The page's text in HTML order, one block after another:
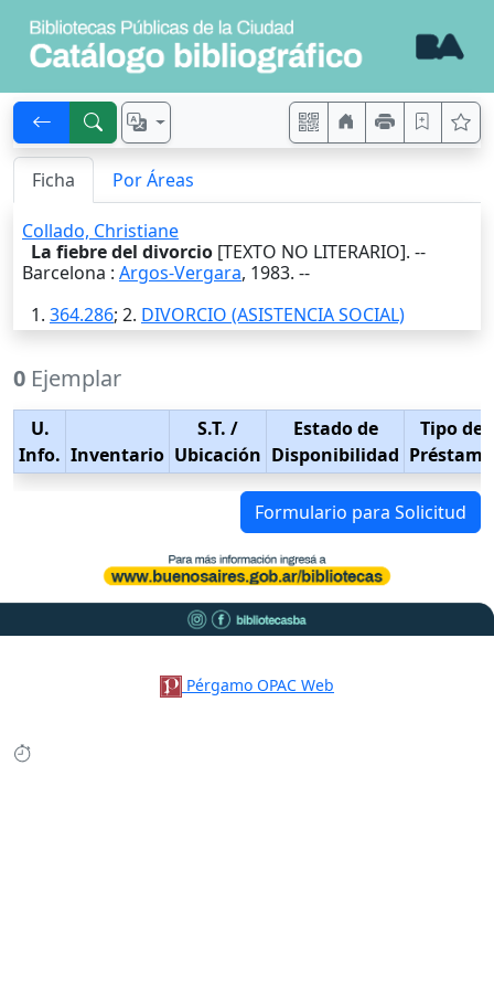
Ficha Por Áreas
Collado, Christiane
La fiebre del divorcio [TEXTO NO LITERARIO]. --
Barcelona : Argos-Vergara, 1983. --
1. 364.286; 2. DIVORCIO (ASISTENCIA SOCIAL)
0 Ejemplar
U.
Info. Inventario
S.T. /
Ubicación
Estado de
Disponibilidad
Tipo de
Préstamo
Formulario para Solicitud
Pérgamo OPAC Web